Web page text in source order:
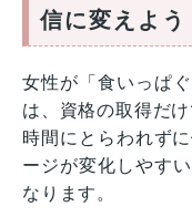
信に変えよう
女性が「食いっぱ
は、資格の取得だ
時間にとらわれず
ージが変化しやす
なります。